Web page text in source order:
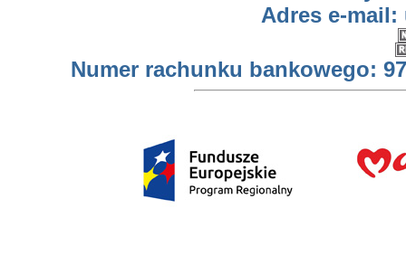
Adres e-mail:
Numer rachunku bankowego: 97